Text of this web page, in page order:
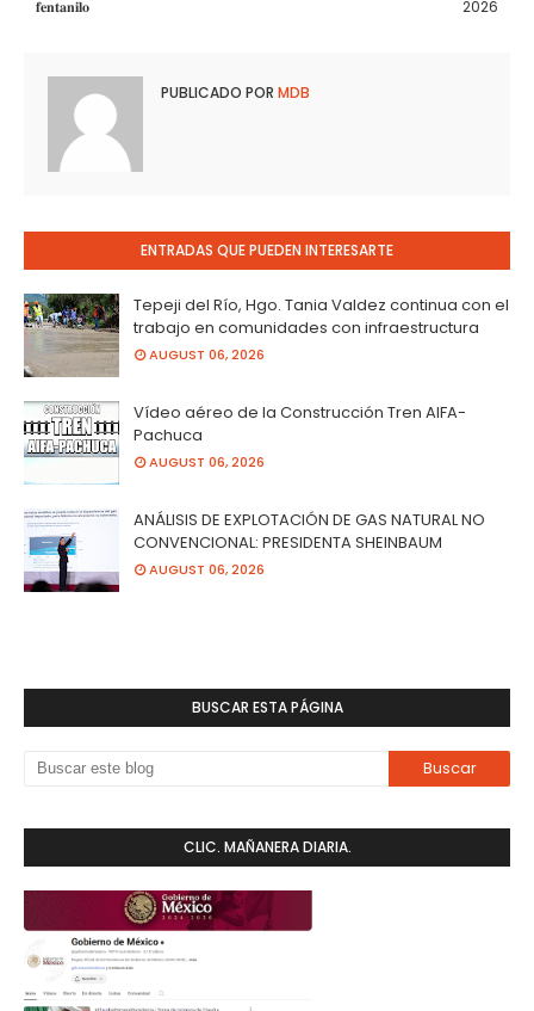
2026
𝐟𝐞𝐧𝐭𝐚𝐧𝐢𝐥𝐨
PUBLICADO POR MDB
ENTRADAS QUE PUEDEN INTERESARTE
Tepeji del Río, Hgo. Tania Valdez continua con el
trabajo en comunidades con infraestructura
AUGUST 06, 2026
Vídeo aéreo de la Construcción Tren AIFA-
Pachuca
AUGUST 06, 2026
ANÁLISIS DE EXPLOTACIÓN DE GAS NATURAL NO
CONVENCIONAL: PRESIDENTA SHEINBAUM
AUGUST 06, 2026
BUSCAR ESTA PÁGINA
CLIC. MAÑANERA DIARIA.